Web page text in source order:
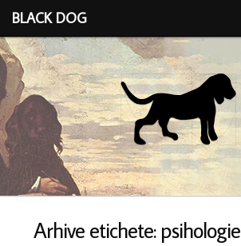
BLACK DOG
IDEEA
CU LIMBA SCOASĂ
Arhive etichete: psihologie